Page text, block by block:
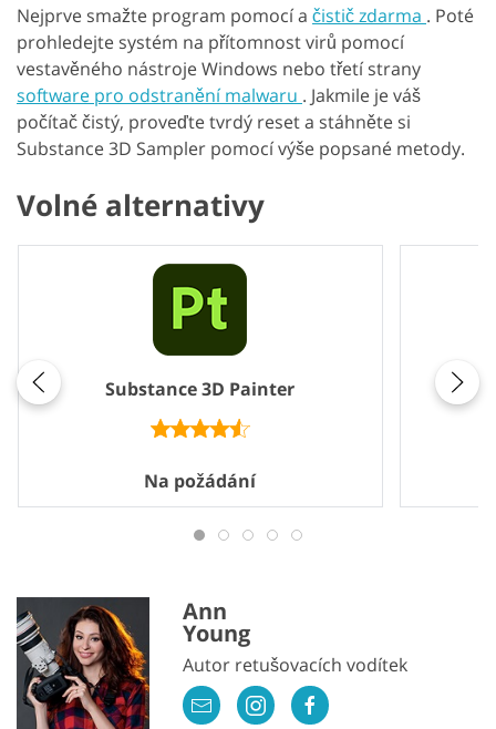
Nejprve smažte program pomocí a čistič zdarma . Poté
prohledejte systém na přítomnost virů pomocí
vestavěného nástroje Windows nebo třetí strany
software pro odstranění malwaru . Jakmile je váš
počítač čistý, proveďte tvrdý reset a stáhněte si
Substance 3D Sampler pomocí výše popsané metody.
Volné alternativy
Substance 3D Painter
Na požádání
Ann
Young
Autor retušovacích vodítek